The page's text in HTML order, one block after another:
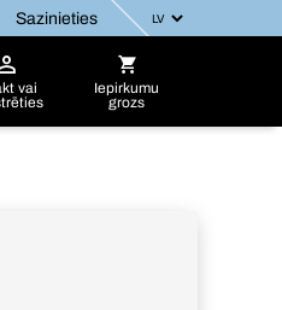
Sazinieties
vai
Iepirkumu
grozs